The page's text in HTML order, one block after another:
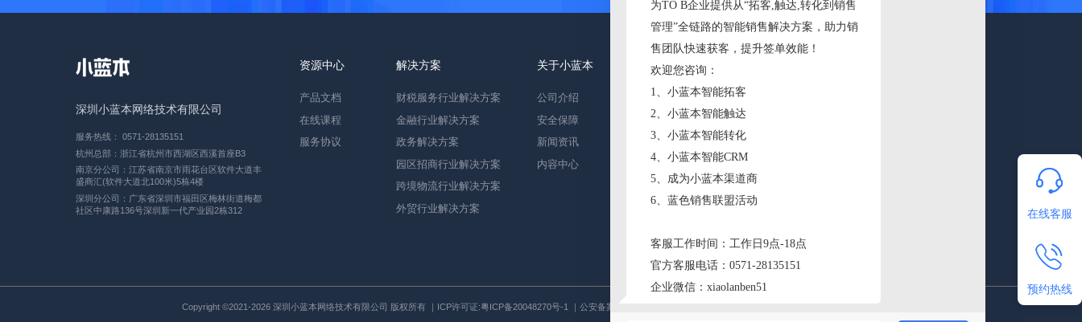
在线客服
预约热线
深圳小蓝本网络技术有限公司
服务热线： 0571-28135151
杭州总部：浙江省杭州市西湖区西溪首座B3
南京分公司：江苏省南京市雨花台区软件大道丰
盛商汇(软件大道北100米)5栋4楼
深圳分公司：广东省深圳市福田区梅林街道梅都
社区中康路136号深圳新一代产业园2栋312
资源中心
产品文档
在线课程
服务协议
解决方案
财税服务行业解决方案
金融行业解决方案
政务解决方案
园区招商行业解决方案
跨境物流行业解决方案
外贸行业解决方案
关于小蓝本
公司介绍
安全保障
新闻资讯
内容中心
Copyright ©2021-2026 深圳小蓝本网络技术有限公司 版权所有 ｜ICP许可证:粤ICP备20048270号-1 ｜公安备案: